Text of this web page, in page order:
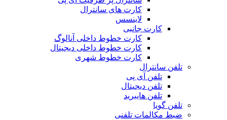
کارت های سانترال
لاینسس
کارت جانبی
کارت خطوط داخلی آنالوگ
کارت خطوط داخلی دیجیتال
کارت خطوط شهری
تلفن سانترال
تلفن آی پی
تلفن دیجیتال
تلفن هایبرید
تلفن گویا
ضبط مکالمات تلفنی